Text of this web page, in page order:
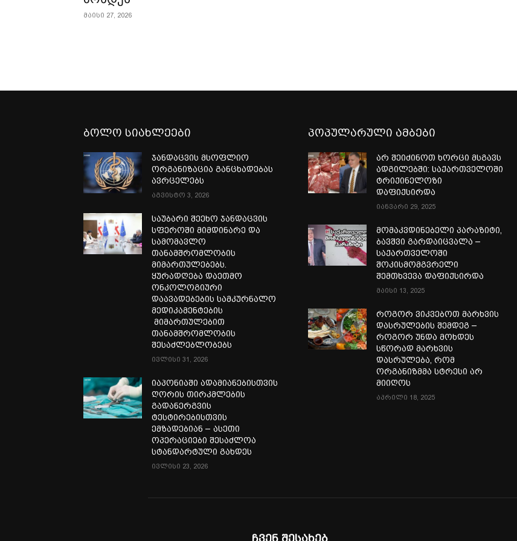
მაისი 27, 2026
ბოლო სიახლეები
ჯანდაცვის მსოფლიო
ორგანიზაცია განცხადებას
ავრცელებს
აგვისტო 3, 2026
საუბარი შეეხო ჯანდაცვის
სფეროში მიმდინარე და
სამომავლო
თანამშრომლობის
მიმართულებებს.
ყურადღება დაეთმო
ონკოლოგიური
დაავადებების სამკურნალო
მედიკამენტების
მიმართულებით
თანამშრომლობის
შესაძლებლობებს
ივლისი 31, 2026
იაპონიაში ადამიანებისთვის
ღორის თირკმლების
გადანერგვის
ტესტირებისთვის
ემზადებიან – ასეთი
ოპერაციები შესაძლოა
სტანდარტული გახდეს
ივლისი 23, 2026
პოპულარული ამბები
არ შეიძინოთ ხორცი მსგავს
ადგილებში: საქართველოში
ტრიქინელოზი
დაფიქსირდა
იანვარი 29, 2025
მომაკვდინებელი პარაზიტი,
ბავშვი გარდაიცვალა –
საქართველოში
შოკისმომგვრელი
შემთხვევა დაფიქსირდა
მაისი 13, 2025
როგორ ვიკვებოთ მარხვის
დასრულების შემდეგ –
როგორ უნდა მოხდეს
სწორად მარხვის
დასრულება, რომ
ორგანიზმმა სტრესი არ
მიიღოს
აპრილი 18, 2025
ჩვენ შესახებ